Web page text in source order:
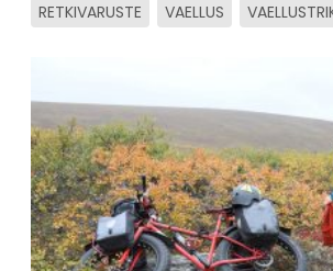
RETKIVARUSTE
VAELLUS